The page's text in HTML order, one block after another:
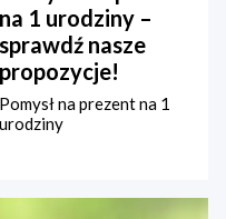
na 1 urodziny –
sprawdź nasze
propozycje!
Pomysł na prezent na 1
urodziny